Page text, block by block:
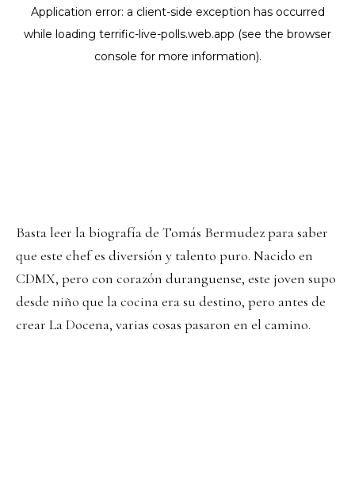
Basta leer la biografía de Tomás Bermudez para saber
que este chef es diversión y talento puro. Nacido en
CDMX, pero con corazón duranguense, este joven supo
desde niño que la cocina era su destino, pero antes de
crear La Docena, varias cosas pasaron en el camino.